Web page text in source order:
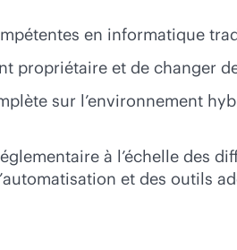
en informatique
propriétaire et de changer
sur l’environnement
à l’échelle des
et des outils